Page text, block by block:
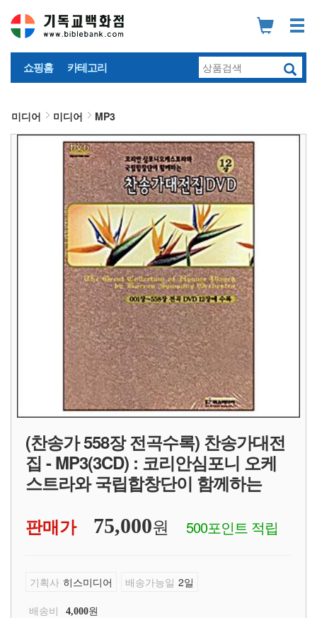
쇼핑홈 카테고리
미디어 미디어 MP3
(찬송가 558장 전곡수록) 찬송가대전
집 - MP3(3CD) : 코리안심포니 오케
스트라와 국립합창단이 함께하는
판매가
75,000원 500포인트 적립
기획사 히스미디어 배송가능일 2일
배송비
4,000원